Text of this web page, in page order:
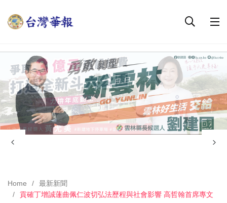
Home
最新新聞
貢確丁增誠蓮曲佩仁波切弘法歷程與社會影響 高哲翰首席專文